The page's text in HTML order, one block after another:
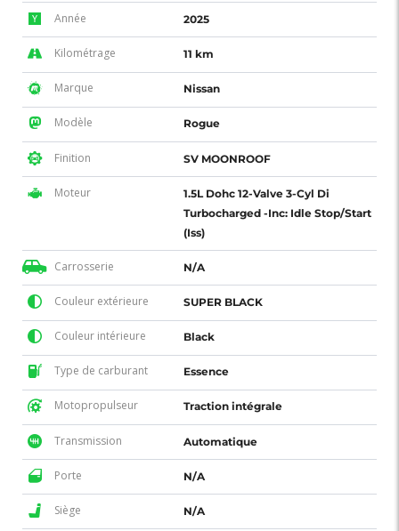
Année 2025
Kilométrage 11 km
Marque Nissan
Modèle Rogue
Finition SV MOONROOF
Moteur
1.5L Dohc 12-Valve 3-Cyl Di
Turbocharged -Inc: Idle Stop/Start
(Iss)
Carrosserie N/A
Couleur extérieure SUPER BLACK
Couleur intérieure Black
Type de carburant Essence
Motopropulseur Traction intégrale
Transmission Automatique
Porte N/A
Siège N/A